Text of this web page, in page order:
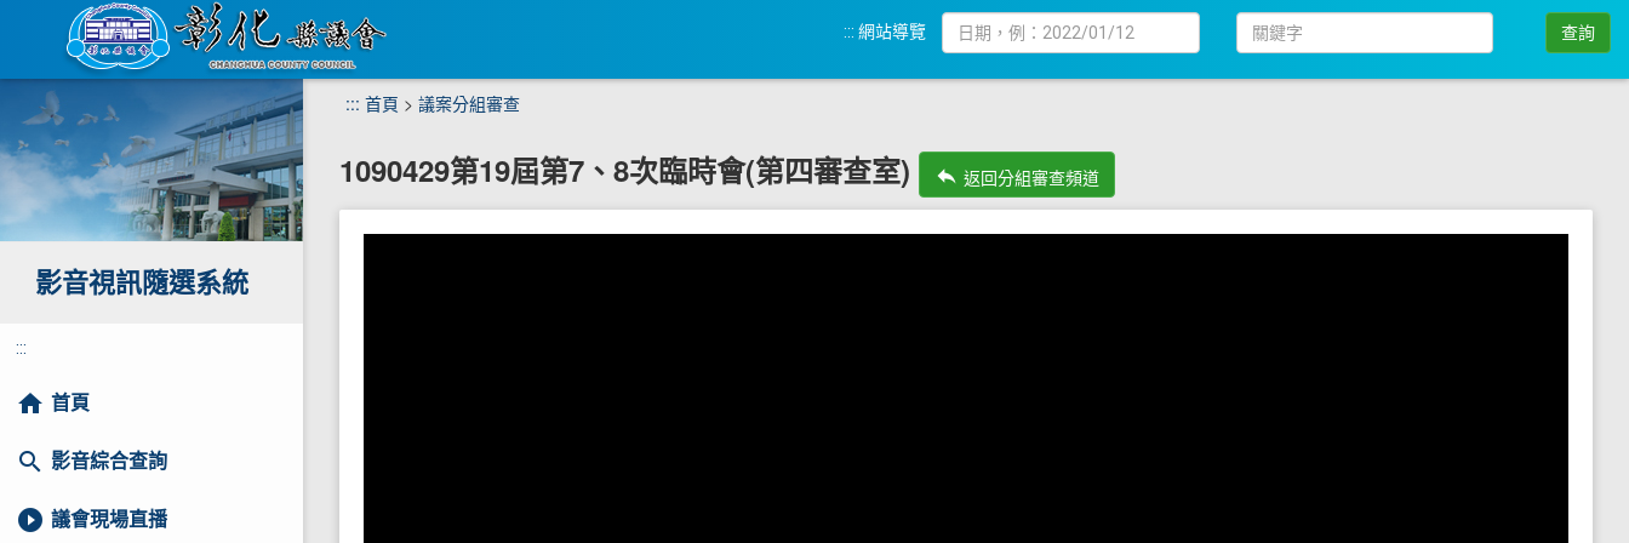
主
要
容
區
::: 網站導覽
期
鍵
查詢
影音視訊隨選系統
:::
home 首頁
search 影音綜合查詢
play_circle_filled 議會現場直播
::: 首頁 > 議案分組審查
1090429第19屆第7、8次臨時會(第四審查室) reply 返回分組審查頻道